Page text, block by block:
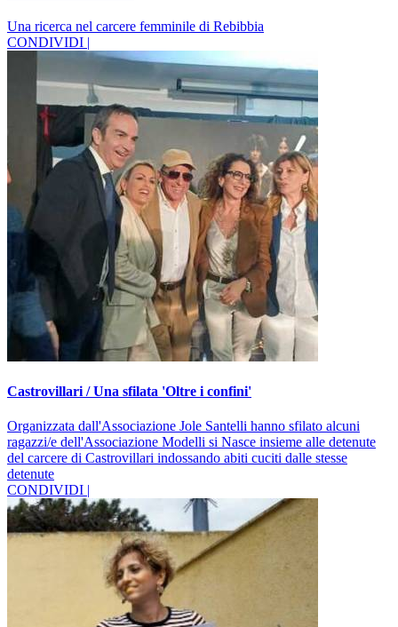
Una ricerca nel carcere femminile di Rebibbia
CONDIVIDI |
Castrovillari / Una sfilata 'Oltre i confini'
Organizzata dall'Associazione Jole Santelli hanno sfilato alcuni
ragazzi/e dell'Associazione Modelli si Nasce insieme alle detenute
del carcere di Castrovillari indossando abiti cuciti dalle stesse
detenute
CONDIVIDI |